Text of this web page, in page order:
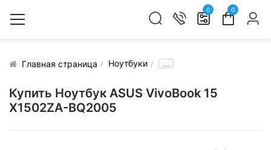
0 0
Главная страница Ноутбуки .....
Купить Ноутбук ASUS VivoBook 15
X1502ZA-BQ2005